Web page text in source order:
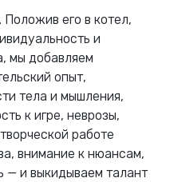
его в котел,
и
мы добавляем
опыт,
тела и мышления,
к игре, неврозы,
работе
внимание к нюансам,
— и выкидываем талант